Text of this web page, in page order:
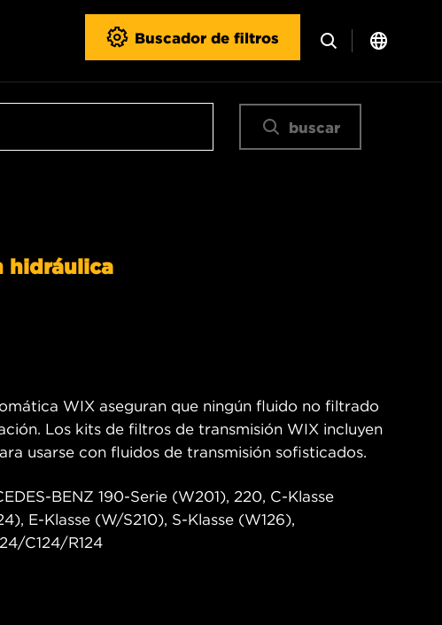
Buscador de filtros
buscar
hidráulica
WIX aseguran que ningún fluido no filtrado
Los kits de filtros de transmisión WIX incluyen
usarse con fluidos de transmisión sofisticados.
BENZ 190-Serie (W201), 220, C-Klasse
E-Klasse (W/S210), S-Klasse (W126),
C124/R124